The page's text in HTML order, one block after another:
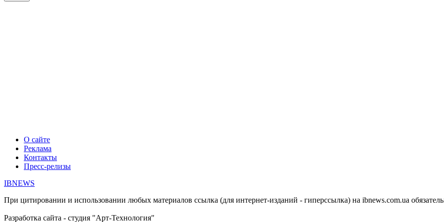
О сайте
Реклама
Контакты
Пресс-релизы
IBNEWS
При цитировании и использовании любых материалов ссылка (для интернет-изданий - гиперссылка) на ibnews.com.ua
Разработка сайта - студия "Арт-Технология"